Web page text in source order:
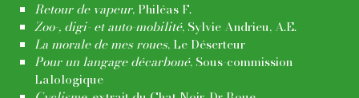
Retour de vapeur, Philéas F.
Zoo-, digi- et auto-mobilité, Sylvie Andrieu, A.E.
La morale de mes roues, Le Déserteur
Pour un langage décarboné, Sous-commission
Lalologique